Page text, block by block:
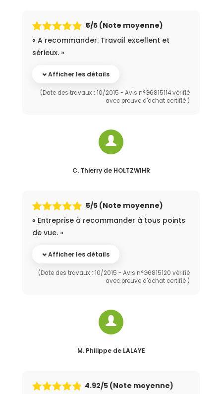
5/5 (Note moyenne)
« A recommander. Travail excellent et
sérieux. »
Afficher les détails
(Date des travaux : 10/2015 - Avis n°G6815114 vérifié
avec preuve d'achat certifié )
C. Thierryde HOLTZWIHR
5/5 (Note moyenne)
« Entreprise à recommander à tous points
de vue. »
Afficher les détails
(Date des travaux : 10/2015 - Avis n°G6815120 vérifié
avec preuve d'achat certifié )
M. Philippede LALAYE
4.92/5 (Note moyenne)